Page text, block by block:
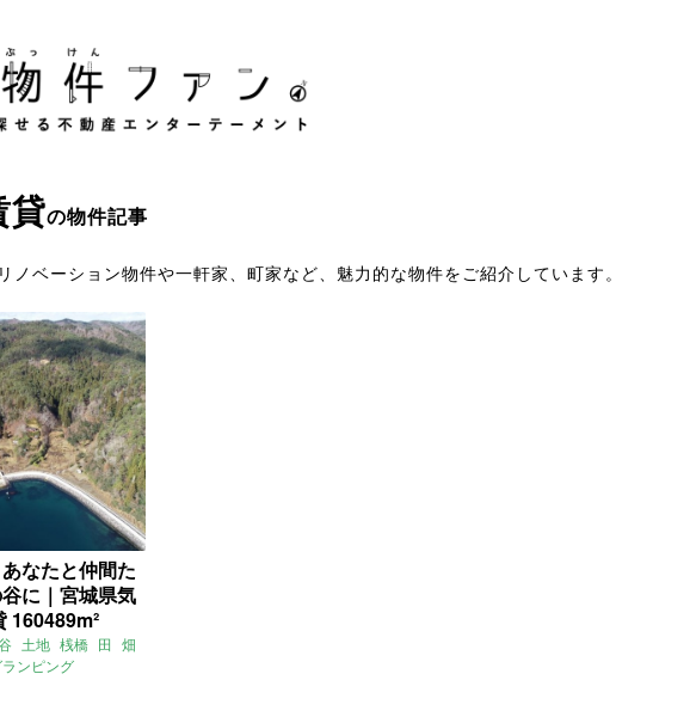
貸の物件記事
ノベーション物件や一軒家、町家など、魅力的な物件をご紹介しています。
なたと仲間た
に｜宮城県気
160489m²
土地 桟橋 田 畑
ランピング